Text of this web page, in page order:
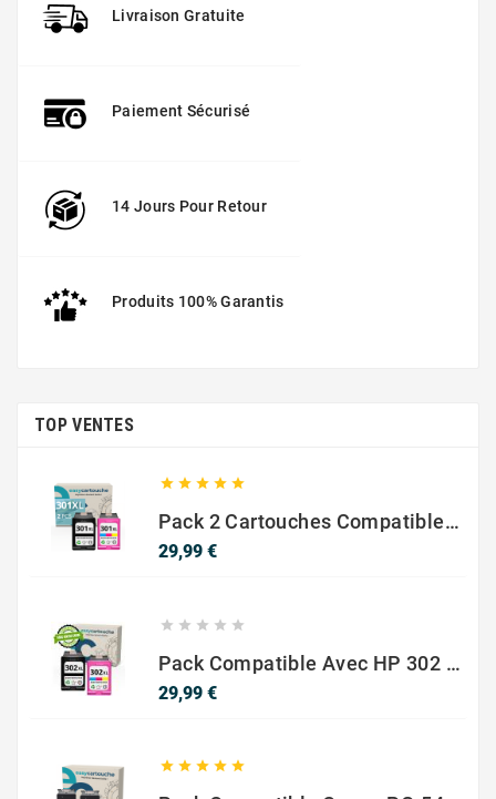
Livraison Gratuite
Paiement Sécurisé
14 Jours Pour Retour
Produits 100% Garantis
TOP VENTES
    
Pack 2 Cartouches Compatible Avec HP 301 XL Noir Et Couleur
29,99 €Prix
    
Pack Compatible Avec HP 302 XL Noir Et Couleur - SANS NIVEAU ENCRE
29,99 €Prix
    